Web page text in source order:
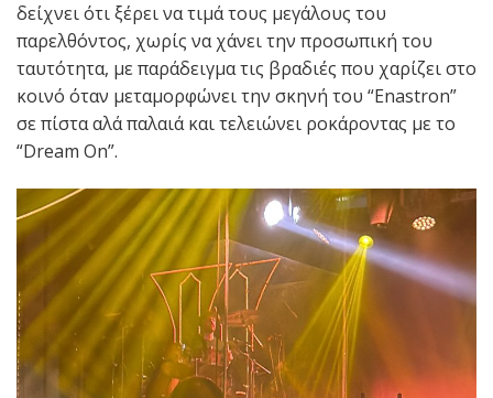
δείχνει ότι ξέρει να τιμά τους μεγάλους του
παρελθόντος, χωρίς να χάνει την προσωπική του
ταυτότητα, με παράδειγμα τις βραδιές που χαρίζει στο
κοινό όταν μεταμορφώνει την σκηνή του “Εnastron”
σε πίστα αλά παλαιά και τελειώνει ροκάροντας με το
“Dream On”.